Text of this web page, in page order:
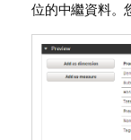
位的中繼資料。